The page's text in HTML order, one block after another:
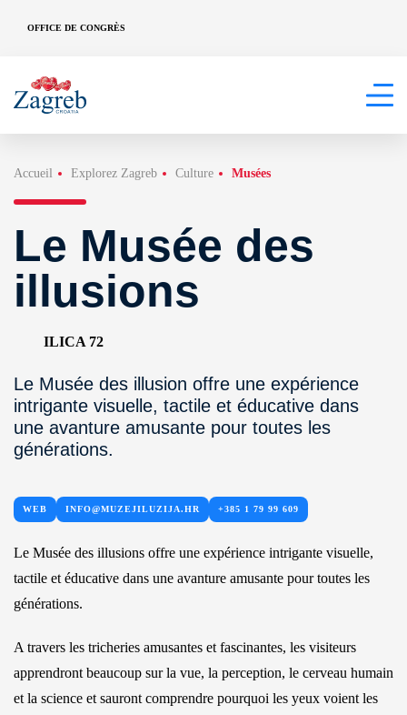
OFFICE DE CONGRÈS
Accueil Explorez Zagreb Culture Musées
Le Musée des
illusions
ILICA 72
Le Musée des illusion offre une expérience
intrigante visuelle, tactile et éducative dans
une avanture amusante pour toutes les
générations.
WEB INFO@MUZEJILUZIJA.HR +385 1 79 99 609
Le Musée des illusions offre une expérience intrigante visuelle,
tactile et éducative dans une avanture amusante pour toutes les
générations.
A travers les tricheries amusantes et fascinantes, les visiteurs
apprendront beaucoup sur la vue, la perception, le cerveau humain
et la science et sauront comprendre pourquoi les yeux voient les